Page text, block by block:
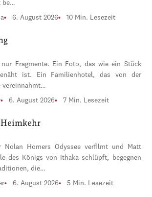
be…
6. August 2026 10 Min. Lesezeit
Fragmente. Ein Foto, das wie ein Stück
ist. Ein Familienhotel, das von der
vereinnahmt…
6. August 2026 7 Min. Lesezeit
Nolan Homers Odyssee verfilmt und Matt
des Königs von Ithaka schlüpft, begegnen
die…
6. August 2026 5 Min. Lesezeit